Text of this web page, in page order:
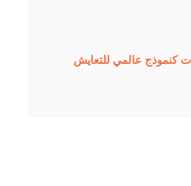
كنموذج عالمي للتعايش